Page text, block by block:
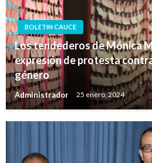
BOLETIN CAUCE
Los tendederos de Mónica
expresión de protesta
género
Administrador 25 enero, 2024